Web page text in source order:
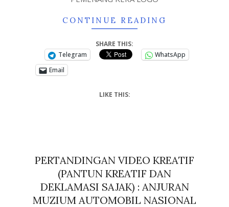
CONTINUE READING
SHARE THIS:
Telegram
WhatsApp
Email
LIKE THIS:
PERTANDINGAN VIDEO KREATIF
(PANTUN KREATIF DAN
DEKLAMASI SAJAK) : ANJURAN
MUZIUM AUTOMOBIL NASIONAL